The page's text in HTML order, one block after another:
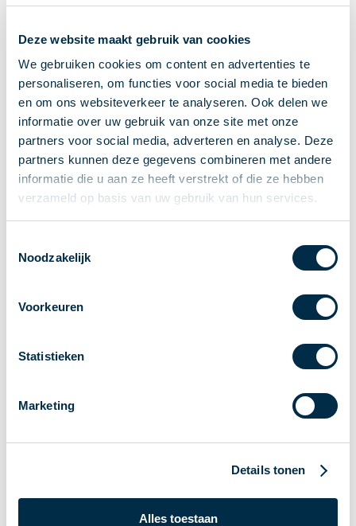
Deze website maakt gebruik van cookies
We gebruiken cookies om content en advertenties te
personaliseren, om functies voor social media te bieden
en om ons websiteverkeer te analyseren. Ook delen we
informatie over uw gebruik van onze site met onze
partners voor social media, adverteren en analyse. Deze
partners kunnen deze gegevens combineren met andere
informatie die u aan ze heeft verstrekt of die ze hebben
verzameld op basis van uw gebruik van hun services.
Noodzakelijk
Voorkeuren
Statistieken
Marketing
Details tonen
Alles toestaan
Onderling betalen
Overboeken
Bijzondere rekeningen en diensten
Standaarden in het betalingsverkeer
Feiten & Cijfers
Actueel
Betaaljournaal
Roadmap
Vereniging
Partners en stakeholders
Deelnemers in het betalingsverkeer